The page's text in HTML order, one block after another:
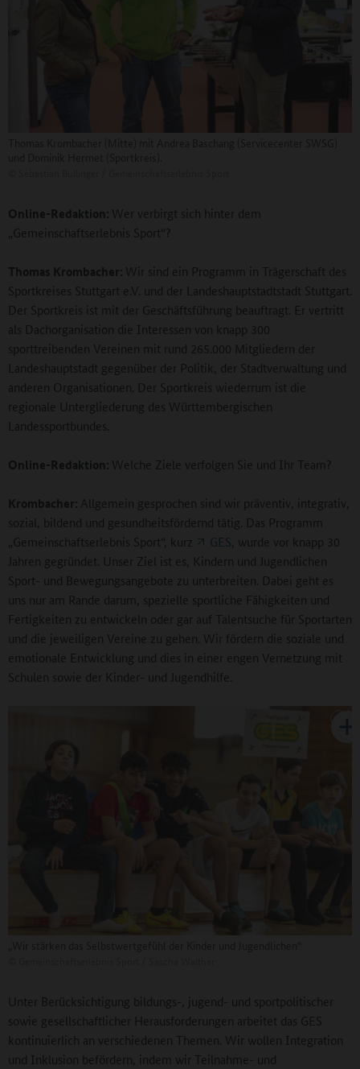
Online-Redaktion: Wer verbirgt sich hinter dem
„Gemeinschaftserlebnis Sport“?
Thomas Krombacher: Wir sind ein Programm in Trägerschaft des
Sportkreises Stuttgart e.V. und der Landeshauptstadtstadt Stuttgart.
Der Sportkreis ist mit der Geschäftsführung beauftragt. Er vertritt
als Dachorganisation die Interessen von knapp 300
sporttreibenden Vereinen mit rund 265.000 Mitgliedern der
Landeshauptstadt gegenüber der Politik, der Stadtverwaltung und
anderen Organisationen. Der Sportkreis wiederrum ist die
regionale Untergliederung des Württembergischen
Landessportbundes.
Online-Redaktion: Welche Ziele verfolgen Sie und Ihr Team?
Krombacher: Allgemein gesprochen sind wir präventiv, integrativ,
sozial, bildend und gesundheitsfördernd tätig. Das Programm
„Gemeinschaftserlebnis Sport“, kurz
GES , wurde vor knapp 30
Jahren gegründet. Unser Ziel ist es, Kindern und Jugendlichen
Sport- und Bewegungsangebote zu unterbreiten. Dabei geht es
uns nur am Rande darum, spezielle sportliche Fähigkeiten und
Fertigkeiten zu entwickeln oder gar auf Talentsuche für Sportarten
und die jeweiligen Vereine zu gehen. Wir fördern die soziale und
emotionale Entwicklung und dies in einer engen Vernetzung mit
Schulen sowie der Kinder- und Jugendhilfe.
Unter Berücksichtigung bildungs-, jugend- und sportpolitischer
sowie gesellschaftlicher Herausforderungen arbeitet das GES
kontinuierlich an verschiedenen Themen. Wir wollen Integration
und Inklusion befördern, indem wir Teilnahme- und